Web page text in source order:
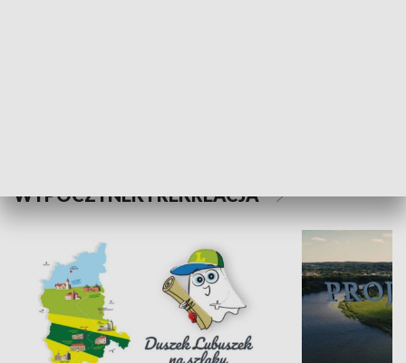
WYPOCZYNEK I REKREACJA